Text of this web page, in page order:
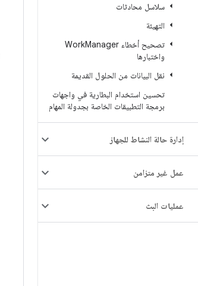
سلاسل محادثات
التهيئة
تصحيح أخطاء Work Manager
واختبارها
نقل البيانات من الحلول القديمة
تحسين استخدام البطارية في واجهات
برمجة التطبيقات الخاصة بجدولة المهام
إدارة حالة النشاط للجهاز
عمل غير متزامن
عمليات البث